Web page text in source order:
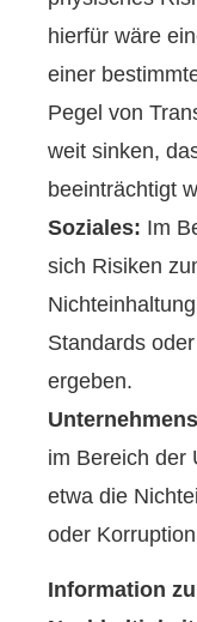
hierfür wäre
einer
Pegel von
weit sinken,
beeinträchtigt
Soziales: Im
sich Risiken
Standards
ergeben.
im Bereich der
etwa die
oder
Information